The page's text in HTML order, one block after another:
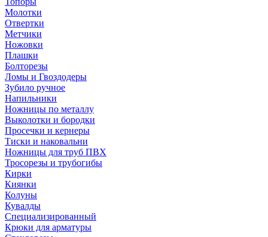
Молотки
Отвертки
Метчики
Ножовки
Плашки
Болторезы
Ломы и Гвоздодеры
Зубило ручное
Напильники
Ножницы по металлу
Выколотки и бородки
Просечки и кернеры
Тиски и наковальни
Ножницы для труб ПВХ
Тросорезы и трубогибы
Кирки
Киянки
Колуны
Кувалды
Специализированный
Крюки для арматуры